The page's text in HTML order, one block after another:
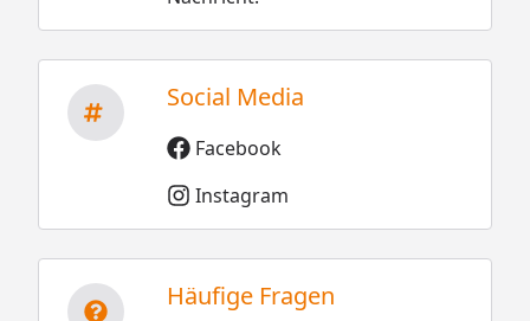
Social Media
Facebook
Instagram
Häufige Fragen